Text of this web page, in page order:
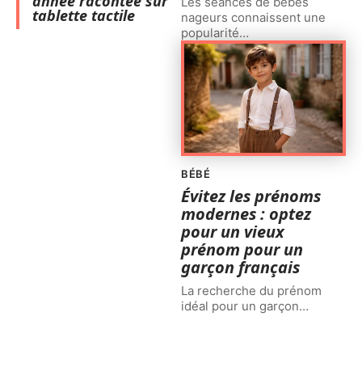
tablette tactile
nageurs connaissent une
popularité…
BÉBÉ
Évitez les prénoms
modernes : optez
pour un vieux
prénom pour un
garçon français
La recherche du prénom
idéal pour un garçon…